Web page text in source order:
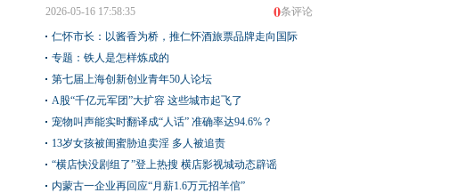
0条评论
2026-05-16 17:58:35
仁怀市长：以酱香为桥，推仁怀酒旅票品牌走向国际
专题：铁人是怎样炼成的
第七届上海创新创业青年50人论坛
A股“千亿元军团”大扩容 这些城市起飞了
宠物叫声能实时翻译成“人话” 准确率达94.6%？
13岁女孩被闺蜜胁迫卖淫 多人被追责
“横店快没剧组了”登上热搜 横店影视城动态辟谣
内蒙古一企业再回应“月薪1.6万元招羊倌”